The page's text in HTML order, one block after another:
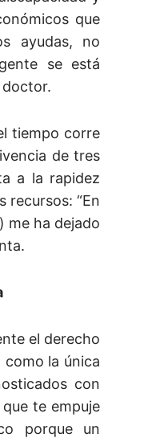
que
ayudas, no
se está
doctor.
tiempo corre
de tres
a la rapidez
recursos: “En
me ha dejado
el derecho
como la única
con
que te empuje
porque un